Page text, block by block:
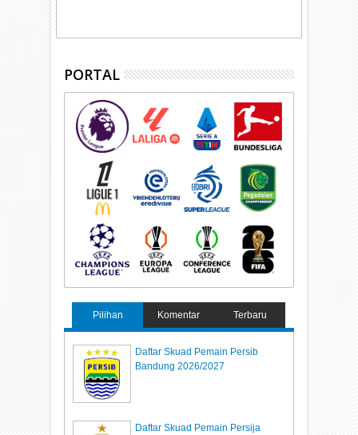
PORTAL
Pilihan Komentar Terbaru
Daftar Skuad Pemain Persib
Bandung 2026/2027
Daftar Skuad Pemain Persija